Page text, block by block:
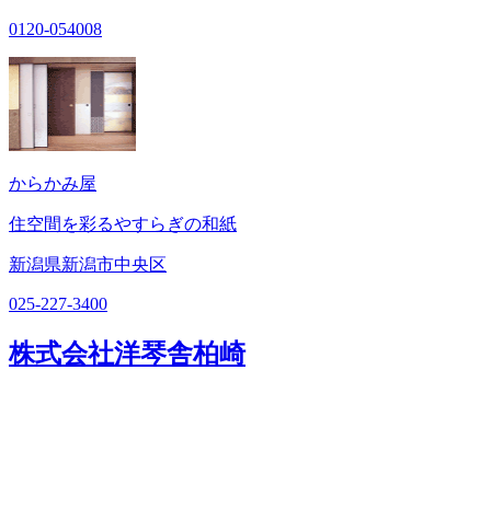
0120-054008
からかみ屋
住空間を彩るやすらぎの和紙
新潟県新潟市中央区
025-227-3400
株式会社洋琴舎柏崎